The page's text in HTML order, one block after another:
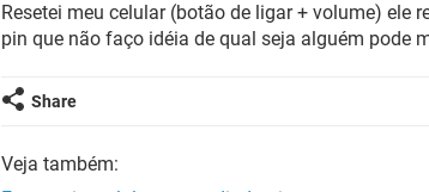
Resetei meu celular (botão de ligar + volume) ele
pin que não faço idéia de qual seja alguém pode
Share
Veja também: